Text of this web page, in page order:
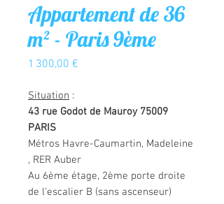
Appartement de 36
m² - Paris 9ème
1 300,00 €
Situation :
43 rue Godot de Mauroy 75009
PARIS
Métros Havre-Caumartin, Madeleine
, RER Auber
Au 6ème étage, 2ème porte droite
de l’escalier B (sans ascenseur)